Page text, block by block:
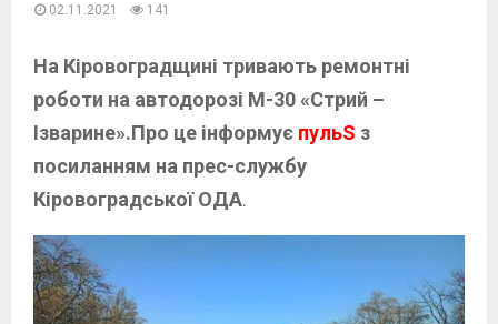
02.11.2021 141
На Кіровоградщині тривають ремонтні
роботи на автодорозі М-30 «Стрий –
Ізварине».Про це інформує пульS з
посиланням на прес-службу
Кіровоградської ОДА.